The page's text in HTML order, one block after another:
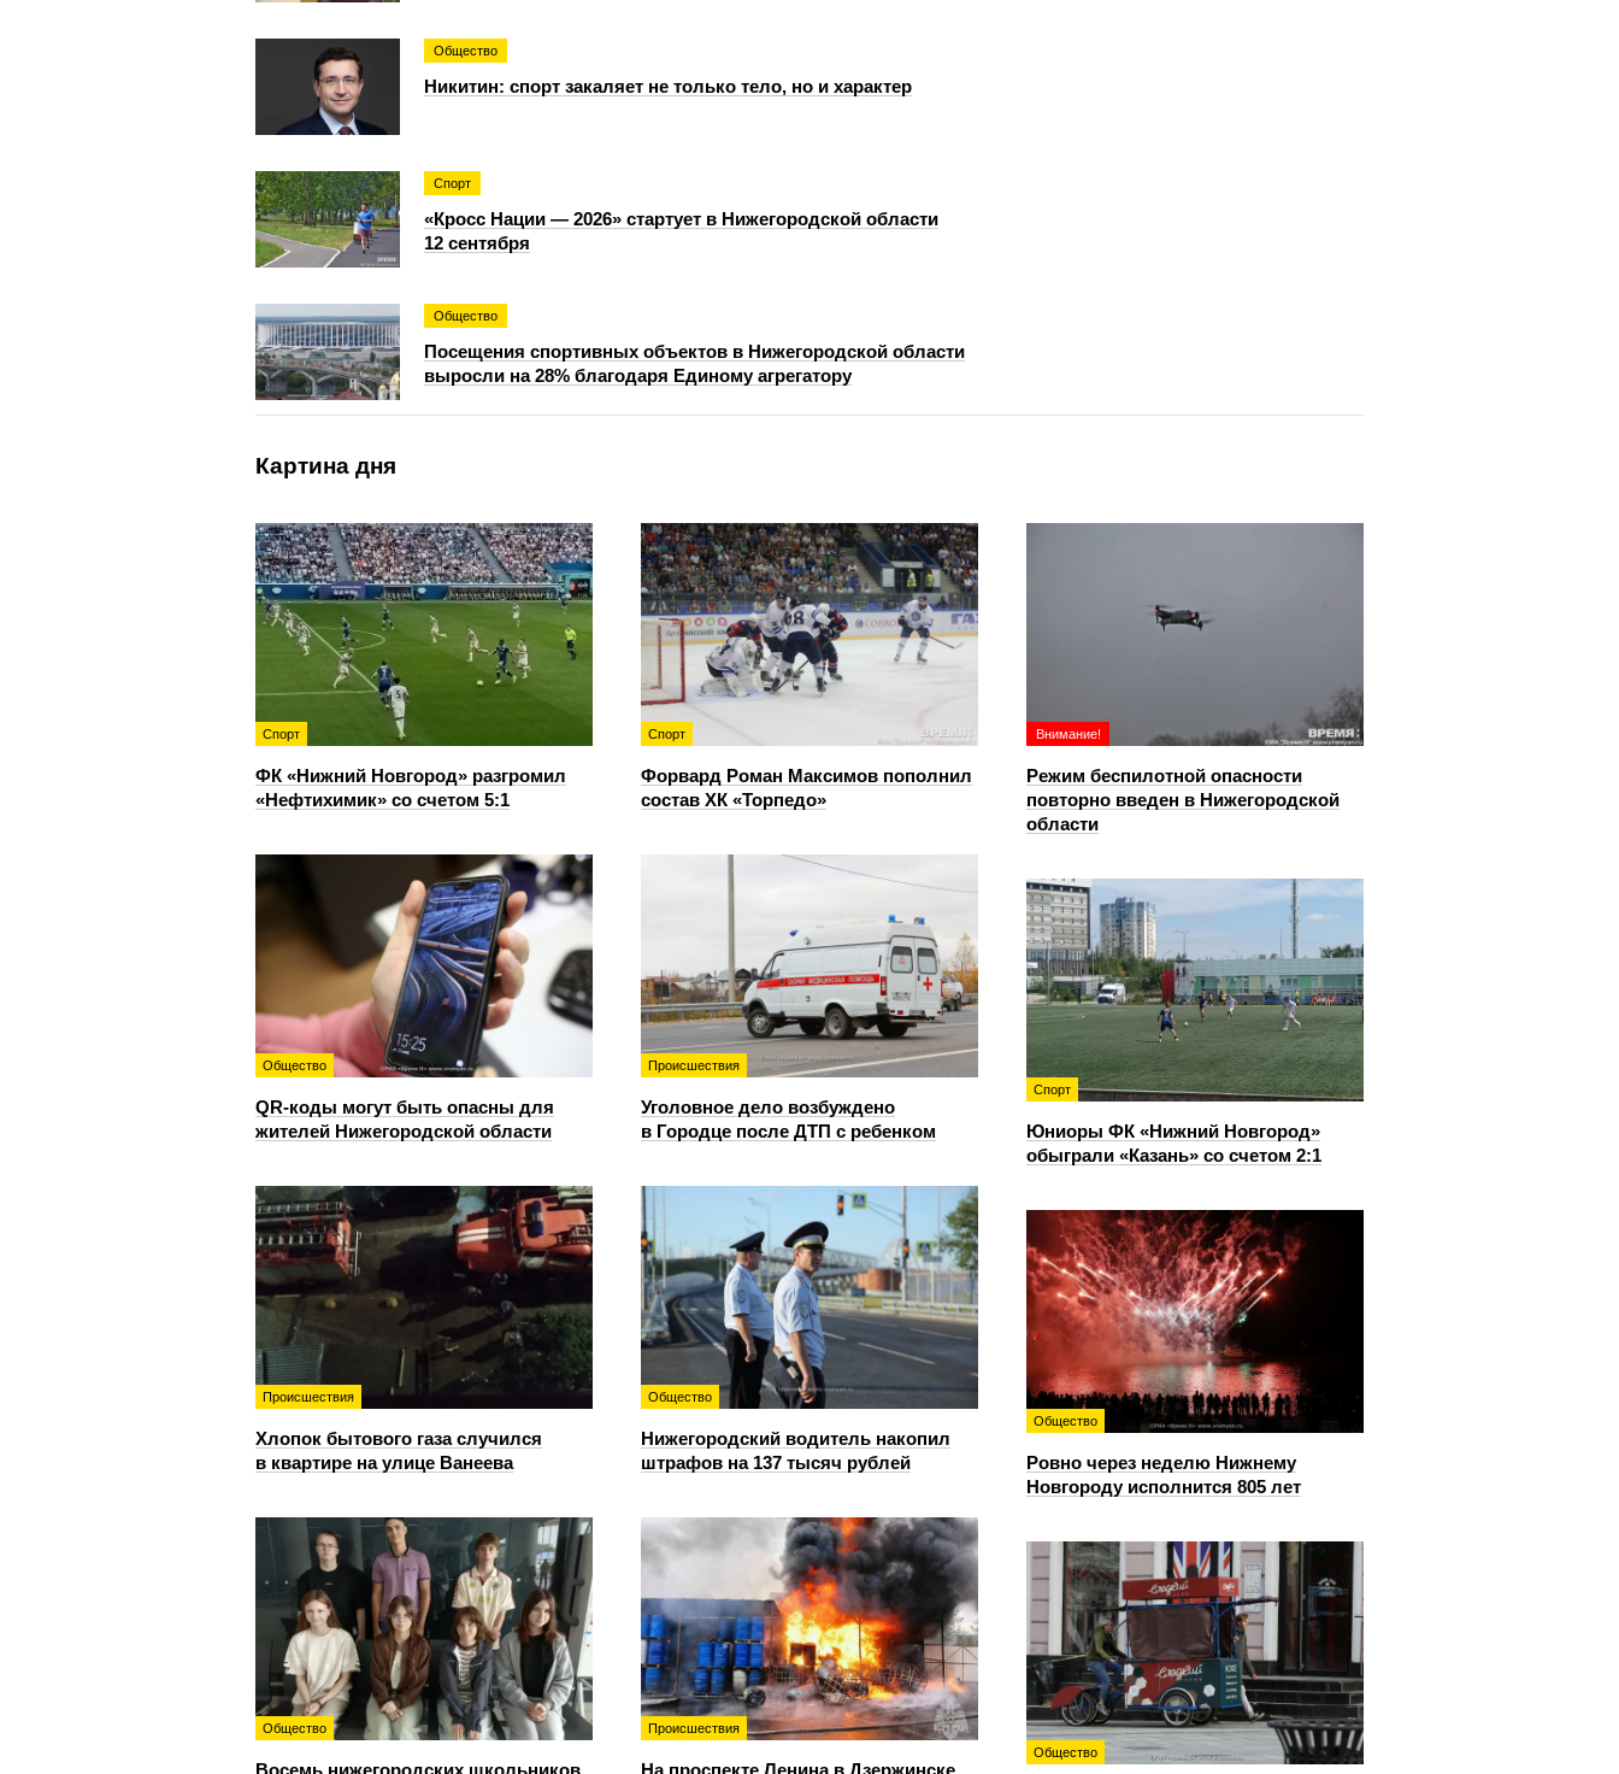
Общество
Никитин: спорт закаляет не только тело, но и характер
Спорт
«Кросс Нации — 2026» стартует в Нижегородской области
12 сентября
Общество
Посещения спортивных объектов в Нижегородской области
выросли на 28% благодаря Единому агрегатору
Картина дня
Спорт
ФК «Нижний Новгород» разгромил
«Нефтихимик» со счетом 5:1
Спорт
Форвард Роман Максимов пополнил
состав ХК «Торпедо»
Внимание!
Режим беспилотной опасности
повторно введен в Нижегородской
области
Общество
QR-коды могут быть опасны для
жителей Нижегородской области
Происшествия
Уголовное дело возбуждено
в Городце после ДТП с ребенком
Спорт
Юниоры ФК «Нижний Новгород»
обыграли «Казань» со счетом 2:1
Происшествия
Хлопок бытового газа случился
в квартире на улице Ванеева
Общество
Нижегородский водитель накопил
штрафов на 137 тысяч рублей
Общество
Ровно через неделю Нижнему
Новгороду исполнится 805 лет
Общество
Восемь нижегородских школьников
Происшествия
На проспекте Ленина в Дзержинске
Общество